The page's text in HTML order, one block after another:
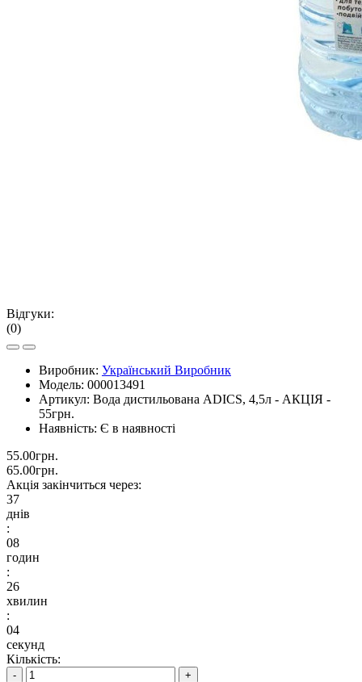
Відгуки:
(0)
Виробник: Український Виробник
Модель: 000013491
Артикул: Вода дистильована ADICS, 4,5л - АКЦІЯ -
55грн.
Наявність: Є в наявності
55.00грн.
65.00грн.
Акція закінчиться через:
37
днів
:
08
годин
:
26
хвилин
:
03
секунд
Кількість:
-
+